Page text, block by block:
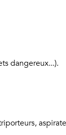
dangereux...).